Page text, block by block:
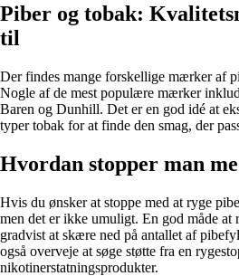
Piber og tobak:
til
Der findes mange forskellige mærker af
Nogle af de mest populære mærker
Baren og Dunhill. Det er en god idé at
typer tobak for at finde den smag, der
Hvordan stopper man
Hvis du ønsker at stoppe med at ryge
men det er ikke umuligt. En god måde at
gradvist at skære ned på antallet af
også overveje at søge støtte fra en
nikotinerstatningsprodukter.